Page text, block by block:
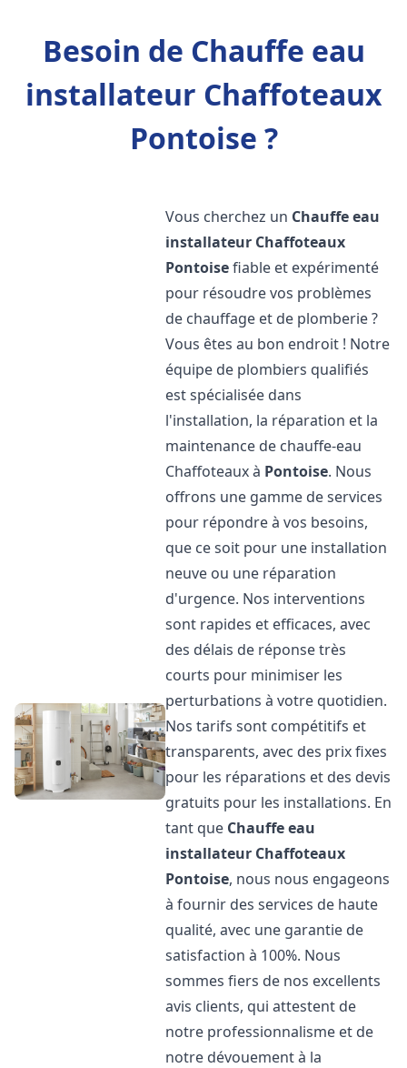
Besoin de Chauffe eau
installateur Chaffoteaux
Pontoise ?
Vous cherchez un Chauffe eau
installateur Chaffoteaux
Pontoisefiable et expérimenté
pour résoudre vos problèmes
de chauffage et de plomberie ?
Vous êtes au bon endroit ! Notre
équipe de plombiers qualifiés
est spécialisée dans
l'installation, la réparation et la
maintenance de chauffe-eau
Chaffoteaux à Pontoise. Nous
offrons une gamme de services
pour répondre à vos besoins,
que ce soit pour une installation
neuve ou une réparation
d'urgence. Nos interventions
sont rapides et efficaces, avec
des délais de réponse très
courts pour minimiser les
perturbations à votre quotidien.
Nos tarifs sont compétitifs et
transparents, avec des prix fixes
pour les réparations et des devis
gratuits pour les installations. En
tant que Chauffe eau
installateur Chaffoteaux
Pontoise, nous nous engageons
à fournir des services de haute
qualité, avec une garantie de
satisfaction à 100%. Nous
sommes fiers de nos excellents
avis clients, qui attestent de
notre professionnalisme et de
notre dévouement à la